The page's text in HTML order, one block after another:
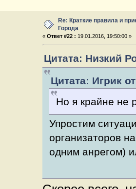
Re: Краткие правила и
Города
« Ответ #22 : 19.01.2016, 19:50:00 »
Цитата: Низкий
Цитата: Игрик
Но я крайне не
Упростим
организаторов
одним анрегом)